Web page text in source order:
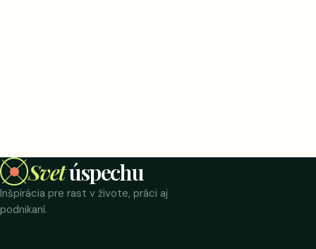
Svetúspechu
Inšpirácia pre rast v živote, práci aj
podnikaní.